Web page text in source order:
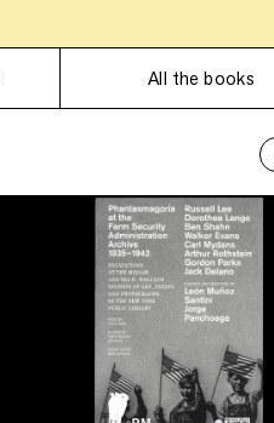
All the books
Subscriptions